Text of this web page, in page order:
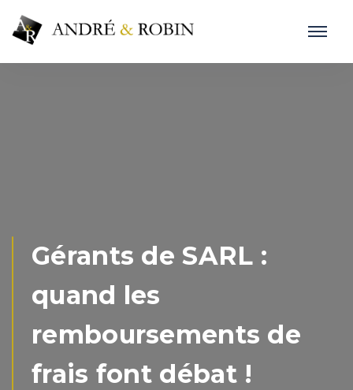
Gérants de SARL :
quand les
remboursements de
frais font débat !